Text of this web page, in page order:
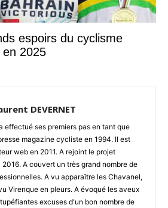
espoirs du cyclisme
2025
DEVERNET
effectué ses premiers pas en tant que
magazine cycliste en 1994. Il est
web en 2011. A rejoint le projet
A couvert un très grand nombre de
A vu apparaître les Chavanel,
Virenque en pleurs. A évoqué les aveux
excuses d'un bon nombre de